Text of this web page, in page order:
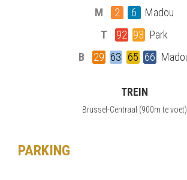
M
2 6
Madou
T
92 93 Park
B
29 63 65 66
TREIN
Brussel-Centraal (900m te voet)
PARKING